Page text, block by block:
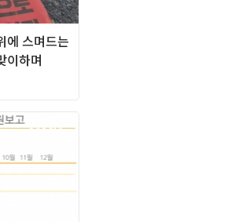
에 스며드는
이하며
2026년